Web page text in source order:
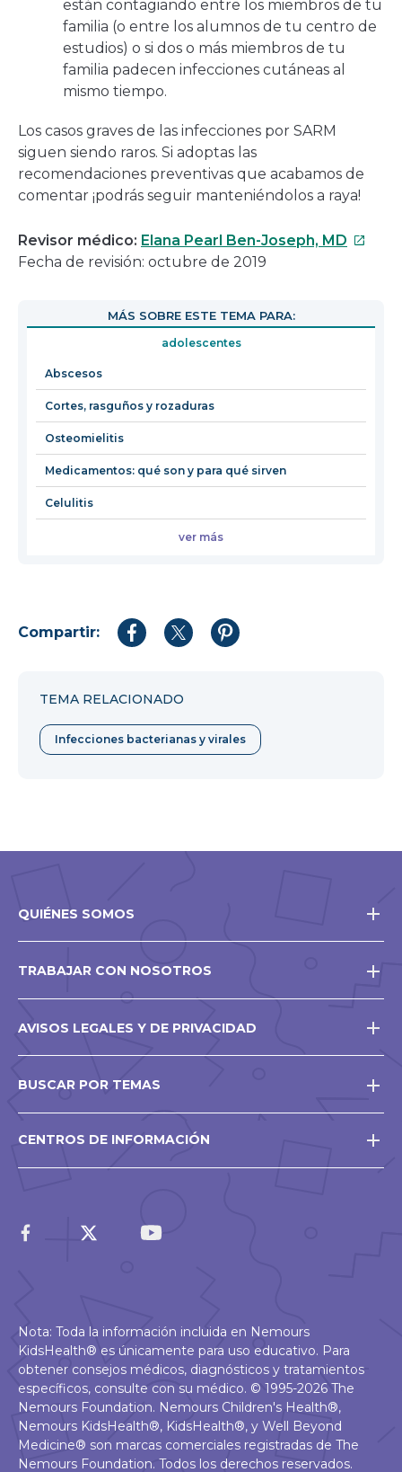
están contagiando entre los miembros de tu
familia (o entre los alumnos de tu centro de
estudios) o si dos o más miembros de tu
familia padecen infecciones cutáneas al
mismo tiempo.
Los casos graves de las infecciones por SARM
siguen siendo raros. Si adoptas las
recomendaciones preventivas que acabamos de
comentar ¡podrás seguir manteniéndolos a raya!
Revisor médico: Elana Pearl Ben-Joseph, MD Este
en
Fecha de revisión: octubre de 2019
MÁS SOBRE ESTE TEMA PARA:
adolescentes
Abscesos
Cortes, rasguños y rozaduras
Osteomielitis
Medicamentos: qué son y para qué sirven
Celulitis
ver más
Compartir:
CompartirCompartirCompartir
TEMA RELACIONADO
Infecciones bacterianas y virales
QUIÉNES SOMOS
TRABAJAR CON NOSOTROS
AVISOS LEGALES Y DE PRIVACIDAD
BUSCAR POR TEMAS
CENTROS DE INFORMACIÓN
Nota: Toda la información incluida en Nemours
KidsHealth® es únicamente para uso educativo. Para
obtener consejos médicos, diagnósticos y tratamientos
específicos, consulte con su médico. © 1995-2026 The
Nemours Foundation. Nemours Children's Health®,
Nemours KidsHealth®, KidsHealth®, y Well Beyond
Medicine® son marcas comerciales registradas de The
Nemours Foundation. Todos los derechos reservados.